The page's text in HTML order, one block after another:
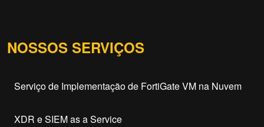
NOSSOS SERVIÇOS
Serviço de Implementação de FortiGate VM na Nuvem
XDR e SIEM as a Service